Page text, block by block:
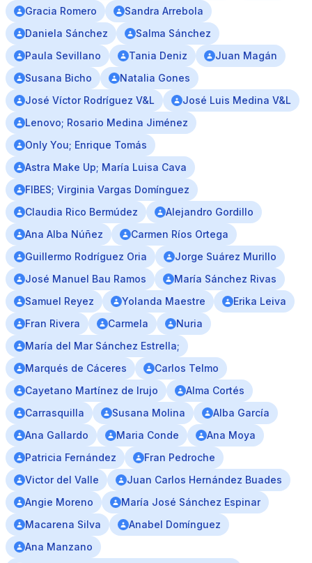
Gracia Romero
Sandra Arrebola
Daniela Sánchez
Salma Sánchez
Paula Sevillano
Tania Deniz
Juan Magán
Susana Bicho
Natalia Gones
José Víctor Rodríguez V&L
José Luis Medina V&L
Lenovo; Rosario Medina Jiménez
Only You; Enrique Tomás
Astra Make Up; María Luisa Cava
FIBES; Virginia Vargas Domínguez
Claudia Rico Bermúdez
Alejandro Gordillo
Ana Alba Núñez
Carmen Ríos Ortega
Guillermo Rodríguez Oria
Jorge Suárez Murillo
José Manuel Bau Ramos
María Sánchez Rivas
Samuel Reyez
Yolanda Maestre
Erika Leiva
Fran Rivera
Carmela
Nuria
María del Mar Sánchez Estrella;
Marqués de Cáceres
Carlos Telmo
Cayetano Martínez de Irujo
Alma Cortés
Carrasquilla
Susana Molina
Alba García
Ana Gallardo
Maria Conde
Ana Moya
Patricia Fernández
Fran Pedroche
Victor del Valle
Juan Carlos Hernández Buades
Angie Moreno
María José Sánchez Espinar
Macarena Silva
Anabel Domínguez
Ana Manzano